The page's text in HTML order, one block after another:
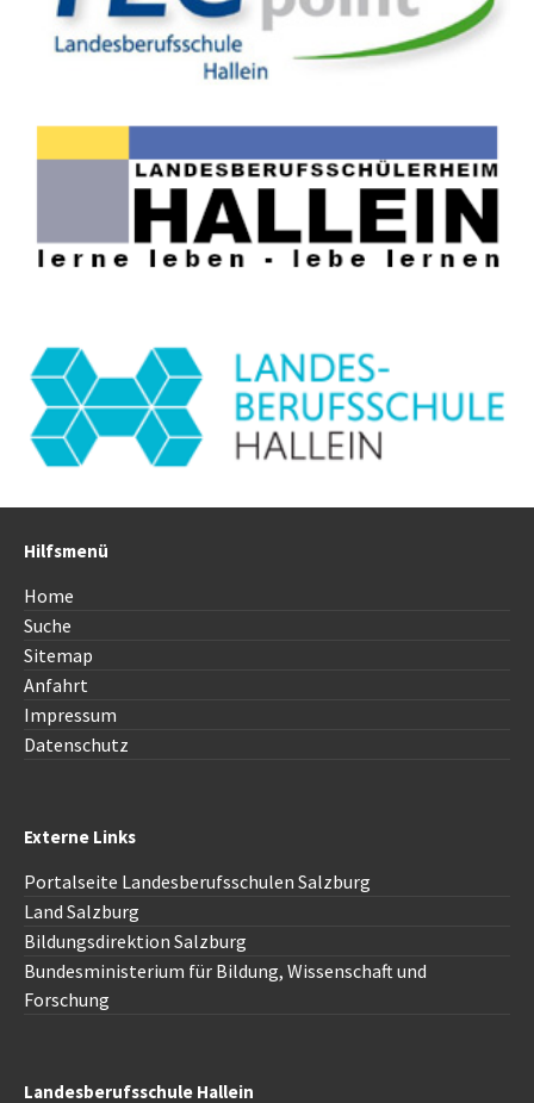
Hilfsmenü
Home
Suche
Sitemap
Anfahrt
Impressum
Datenschutz
Externe Links
Portalseite Landesberufsschulen Salzburg
Land Salzburg
Bildungsdirektion Salzburg
Bundesministerium für Bildung, Wissenschaft und
Forschung
Landesberufsschule Hallein